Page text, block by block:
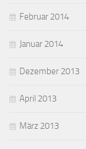
Februar 2014
Januar 2014
Dezember 2013
April 2013
März 2013